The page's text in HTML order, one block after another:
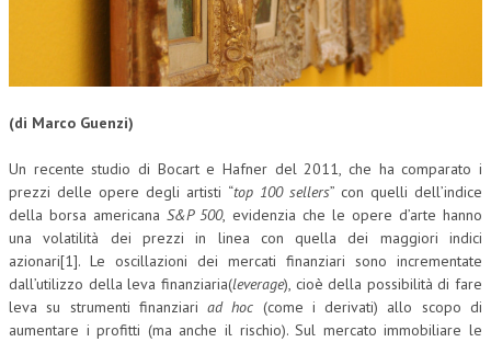
CORSI CE.S.E.D.
ARCHIVIO CORSI 2015
LA RIVISTA
LA RIVISTA
COMITATO SCIENTIFICO
COMITATO EDITORIALE
(di Marco Guenzi)
Un recente studio di Bocart e Hafner del 2011, che ha comparato i
prezzi delle opere degli artisti “top 100 sellers” con quelli dell’indice
della borsa americanaS&P 500, evidenzia che le opere d’arte hanno
una volatilità dei prezzi in linea con quella dei maggiori indici
azionari[1]. Le oscillazioni dei mercati finanziari sono incrementate
dall’utilizzo della leva finanziaria(leverage), cioè della possibilità di fare
leva su strumenti finanziariad hoc (come i derivati) allo scopo di
aumentare i profitti (ma anche il rischio). Sul mercato immobiliare le